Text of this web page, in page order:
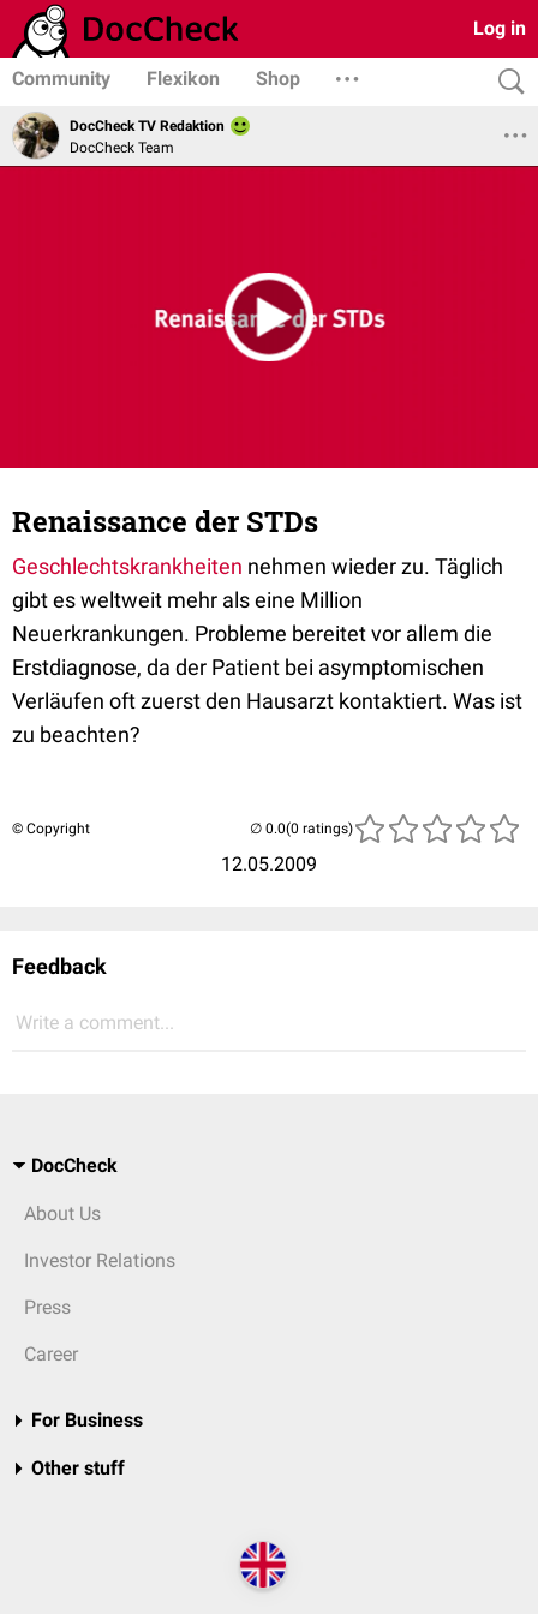
Log in
Community Flexikon Shop
DocCheck TV Redaktion
DocCheck Team
Renaissance der STDs
Geschlechtskrankheiten nehmen wieder zu. Täglich
gibt es weltweit mehr als eine Million
Neuerkrankungen. Probleme bereitet vor allem die
Erstdiagnose, da der Patient bei asymptomischen
Verläufen oft zuerst den Hausarzt kontaktiert. Was ist
zu beachten?
© Copyright
12.05.2009
(0 ratings)
Feedback
Write a comment...
DocCheck
About Us
Investor Relations
Press
Career
For Business
Other stuff